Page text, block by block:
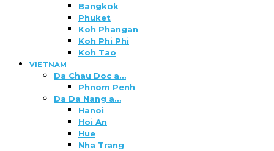
Bangkok
Phuket
Koh Phangan
Koh Phi Phi
Koh Tao
VIETNAM
Da Chau Doc a…
Phnom Penh
Da Da Nang a…
Hanoi
Hoi An
Hue
Nha Trang